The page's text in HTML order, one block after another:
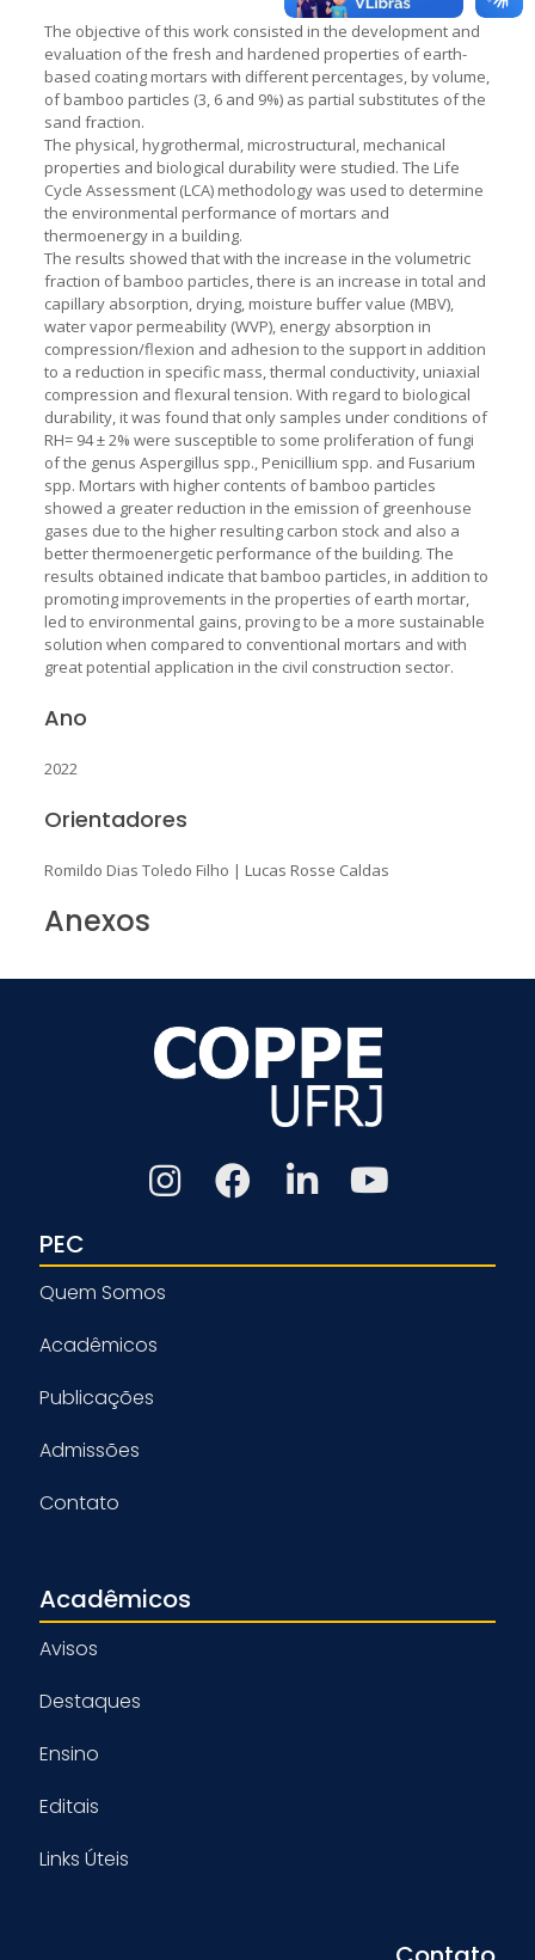
The objective of this work consisted in the development and
evaluation of the fresh and hardened properties of earth-
based coating mortars with different percentages, by volume,
of bamboo particles (3, 6 and 9%) as partial substitutes of the
sand fraction.
The physical, hygrothermal, microstructural, mechanical
properties and biological durability were studied. The Life
Cycle Assessment (LCA) methodology was used to determine
the environmental performance of mortars and
thermoenergy in a building.
The results showed that with the increase in the volumetric
fraction of bamboo particles, there is an increase in total and
capillary absorption, drying, moisture buffer value (MBV),
water vapor permeability (WVP), energy absorption in
compression/flexion and adhesion to the support in addition
to a reduction in specific mass, thermal conductivity, uniaxial
compression and flexural tension. With regard to biological
durability, it was found that only samples under conditions of
RH= 94 ± 2% were susceptible to some proliferation of fungi
of the genus Aspergillus spp., Penicillium spp. and Fusarium
spp. Mortars with higher contents of bamboo particles
showed a greater reduction in the emission of greenhouse
gases due to the higher resulting carbon stock and also a
better thermoenergetic performance of the building. The
results obtained indicate that bamboo particles, in addition to
promoting improvements in the properties of earth mortar,
led to environmental gains, proving to be a more sustainable
solution when compared to conventional mortars and with
great potential application in the civil construction sector.
Ano
2022
Orientadores
Romildo Dias Toledo Filho | Lucas Rosse Caldas
Anexos
PEC
Quem Somos
Acadêmicos
Publicações
Admissões
Contato
Acadêmicos
Avisos
Destaques
Ensino
Editais
Links Úteis